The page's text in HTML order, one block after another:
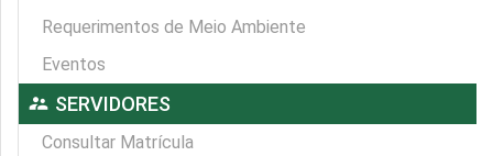
Requerimentos de Meio Ambiente
Eventos
supervisor_account SERVIDORES
Consultar Matrícula